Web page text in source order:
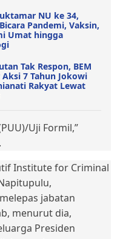
NU ke 34,
Pandemi, Vaksin,
Umat hingga
Tak Respon, BEM
Aksi 7 Tahun Jokowi
Rakyat Lewat
Uji Formil,”
Institute for Criminal
jabatan
menurut dia,
Presiden